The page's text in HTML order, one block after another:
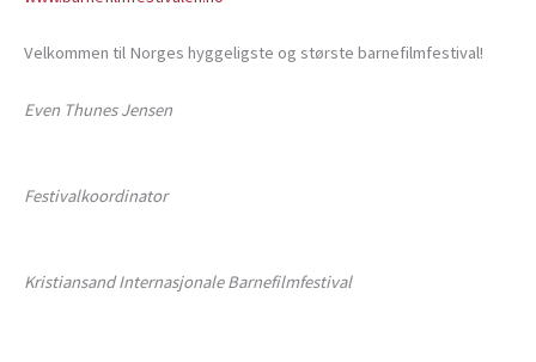
Velkommen til Norges hyggeligste og største barnefilmfestival!
Even Thunes Jensen
Festivalkoordinator
Kristiansand Internasjonale Barnefilmfestival